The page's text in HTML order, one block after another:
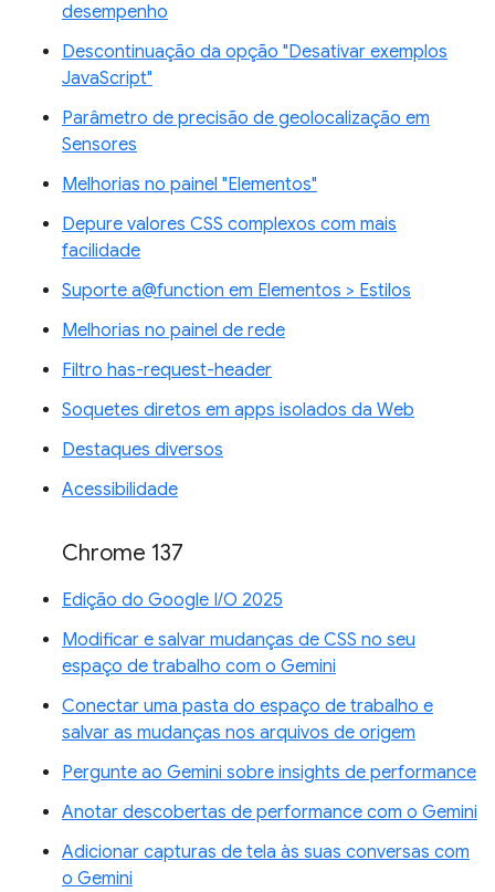
desempenho
Descontinuação da opção "Desativar exemplos
JavaScript"
Parâmetro de precisão de geolocalização em
Sensores
Melhorias no painel "Elementos"
Depure valores CSS complexos com mais
facilidade
Suporte a@function em Elementos > Estilos
Melhorias no painel de rede
Filtro has-request-header
Soquetes diretos em apps isolados da Web
Destaques diversos
Acessibilidade
Chrome 137
Edição do Google I/O 2025
Modificar e salvar mudanças de CSS no seu
espaço de trabalho com o Gemini
Conectar uma pasta do espaço de trabalho e
salvar as mudanças nos arquivos de origem
Pergunte ao Gemini sobre insights de performance
Anotar descobertas de performance com o Gemini
Adicionar capturas de tela às suas conversas com
o Gemini